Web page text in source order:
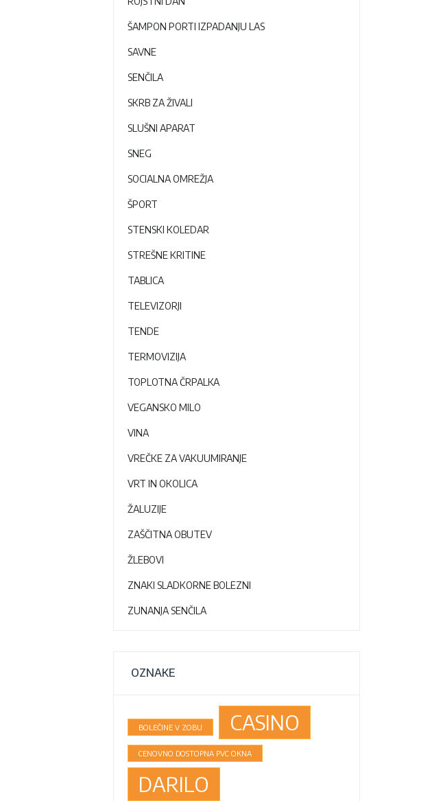
ŠAMPON PORTI IZPADANJU LAS
SAVNE
SENČILA
SKRB ZA ŽIVALI
SLUŠNI APARAT
SNEG
SOCIALNA OMREŽJA
ŠPORT
STENSKI KOLEDAR
STREŠNE KRITINE
TABLICA
TELEVIZORJI
TENDE
TERMOVIZIJA
TOPLOTNA ČRPALKA
VEGANSKO MILO
VINA
VREČKE ZA VAKUUMIRANJE
VRT IN OKOLICA
ŽALUZIJE
ZAŠČITNA OBUTEV
ŽLEBOVI
ZNAKI SLADKORNE BOLEZNI
ZUNANJA SENČILA
OZNAKE
BOLEČINE V ZOBU CASINO
CENOVNO DOSTOPNA PVC OKNA
DARILO